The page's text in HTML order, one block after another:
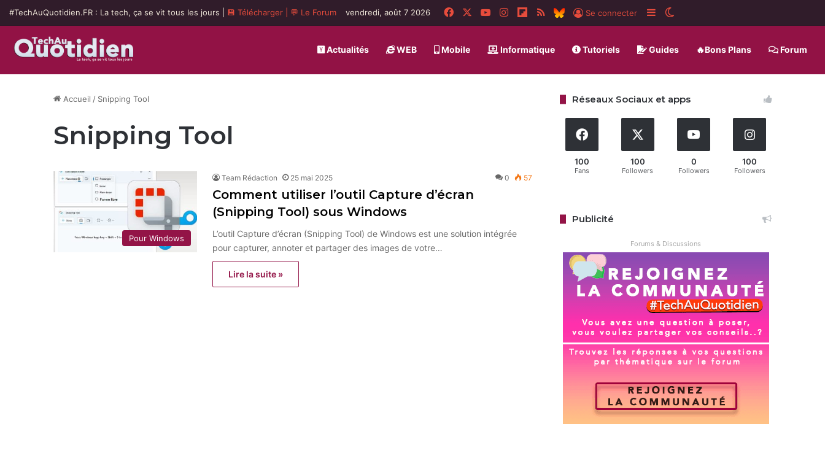
#TechAuQuotidien.FR : La tech, ça se vit tous les jours | 💾 Télécharger 💬 Le Forum vendredi, août 7 2026 FacebookYouTubeInstagramFlipboard
RSS BlueSky
Se connecter Sidebar (barre latérale)
Actualités WEB Mobile Informatique Tutoriels Guides 🔥Bons Plans Forum
Accueil / Snipping Tool
Snipping Tool
Pour Windows
Team Rédaction 25 mai 2025 0 57
Comment utiliser l’outil Capture d’écran
(Snipping Tool) sous Windows
L’outil Capture d’écran (Snipping Tool) de Windows est une solution intégrée
pour capturer, annoter et partager des images de votre…
Lire la suite »
Réseaux Sociaux et apps
100
Fans
100
Followers
0
Followers
100
Followers
Publicité
Forums & Discussions